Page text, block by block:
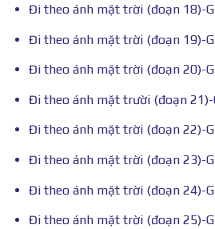
Đi theo ánh mặt trời (đoạn 18)-
Đi theo ánh mặt trời (đoạn 19)-
Đi theo ánh mặt trời (đoạn 20)-
Đi theo ánh mặt trười (đoạn 21)-
Đi theo ánh mặt trời (đoạn 22)-
Đi theo ánh mặt trời (đoạn 23)-
Đi theo ánh mặt trời (đoạn 24)-
Đi theo ánh mặt trời (đoạn 25)-